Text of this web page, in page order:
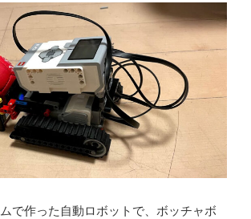
で作った自動ロボットで、ボッチャボ